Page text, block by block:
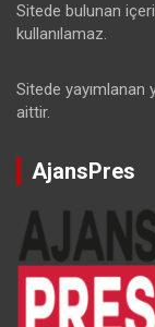
Sitede bulunan
kullanılamaz.
Sitede yayımlanan
aittir.
AjansPres